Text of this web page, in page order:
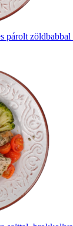
párolt zöldbabbal